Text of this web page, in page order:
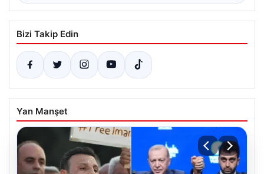
Bizi Takip Edin
Yan Manşet